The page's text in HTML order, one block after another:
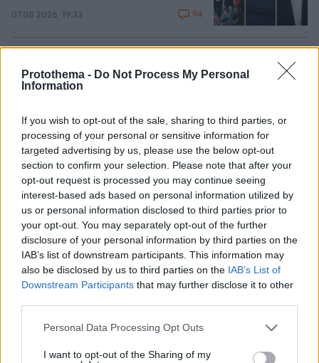
Protothema - Do Not Process My Personal
Information
If you wish to opt-out of the sale, sharing to third parties, or
processing of your personal or sensitive information for
targeted advertising by us, please use the below opt-out
section to confirm your selection. Please note that after your
opt-out request is processed you may continue seeing
interest-based ads based on personal information utilized by
us or personal information disclosed to third parties prior to
your opt-out. You may separately opt-out of the further
disclosure of your personal information by third parties on the
IAB’s list of downstream participants. This information may
also be disclosed by us to third parties on the IAB’s List of
Downstream Participants that may further disclose it to other
Please note that this website/app uses one or more Google
not limited to your visit or usage behaviour. You may click to
Personal Data Processing Opt Outs
I want to opt-out of the Sharing of my
07.08.2026, 19:33 94
Games
Cut The Rope Northern Heights Candy
ΔΕΙΤΕ ΟΛΑ ΤΑ GAMES
Best of Network